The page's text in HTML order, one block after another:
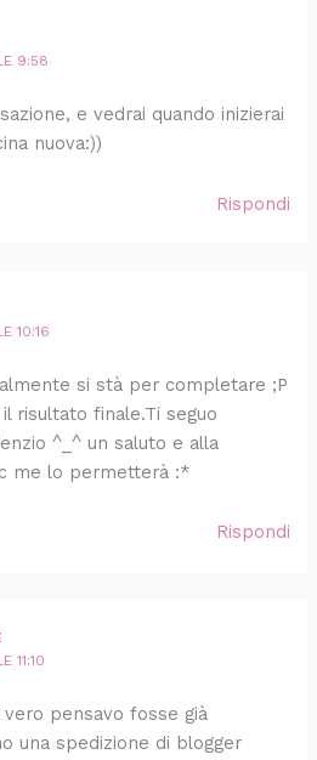
9:58
e vedrai quando inizierai
nuova:))
Rispondi
10:16
si stà per completare ;P
risultato finale.Ti seguo
^_^ un saluto e alla
me lo permetterà :*
Rispondi
11:10
pensavo fosse già
una spedizione di blogger